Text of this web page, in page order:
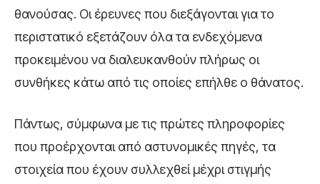
θανούσας. Οι έρευνες που διεξάγονται για το
περιστατικό εξετάζουν όλα τα ενδεχόμενα
προκειμένου να διαλευκανθούν πλήρως οι
συνθήκες κάτω από τις οποίες επήλθε ο θάνατος.
Πάντως, σύμφωνα με τις πρώτες πληροφορίες
που προέρχονται από αστυνομικές πηγές, τα
στοιχεία που έχουν συλλεχθεί μέχρι στιγμής